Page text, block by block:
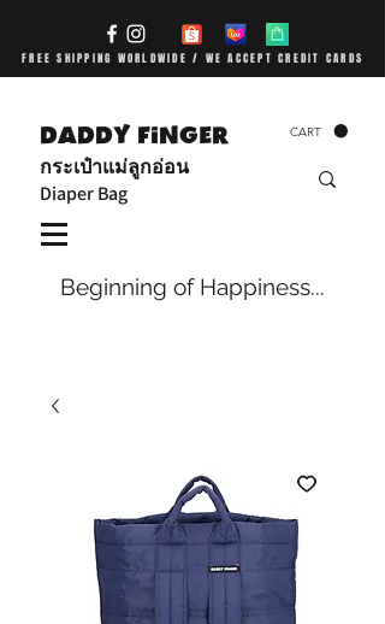
FREE SHIPPING WORLDWIDE / WE ACCEPT CREDIT CARDS
DADDY FiNGER
กระเป๋าแม่ลูกอ่อน
Diaper Bag
CART
Beginning of Happiness...